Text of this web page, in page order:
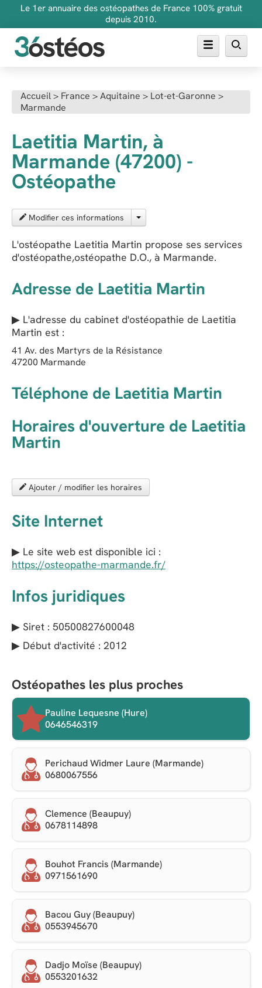
Le 1er annuaire des ostéopathes de France 100% gratuit
depuis 2010.
FAQ
Inscrire son cabinet
Accueil> France >Aquitaine > Lot-et-Garonne >
Marmande
Laetitia Martin, à
Marmande (47200) -
Ostéopathe
Modifier ces informations
L'ostéopathe Laetitia Martin propose ses services
d'ostéopathe,ostéopathe D.O., à Marmande.
Adresse de Laetitia Martin
▶ L'adresse du cabinet d'ostéopathie de Laetitia
Martin est :
41 Av. des Martyrs de la Résistance
47200 Marmande
Téléphone de Laetitia Martin
Horaires d'ouverture de Laetitia
Martin
Ajouter / modifier les horaires
Site Internet
▶ Le site web est disponible ici :
https://osteopathe-marmande.fr/
Infos juridiques
▶ Siret : 50500827600048
▶ Début d'activité : 2012
Ostéopathes les plus proches
Pauline Lequesne (Hure)
0646546319
Perichaud Widmer Laure (Marmande)
0680067556
Clemence (Beaupuy)
0678114898
Bouhot Francis (Marmande)
0971561690
Bacou Guy (Beaupuy)
0553945670
Dadjo Moïse (Beaupuy)
0553201632